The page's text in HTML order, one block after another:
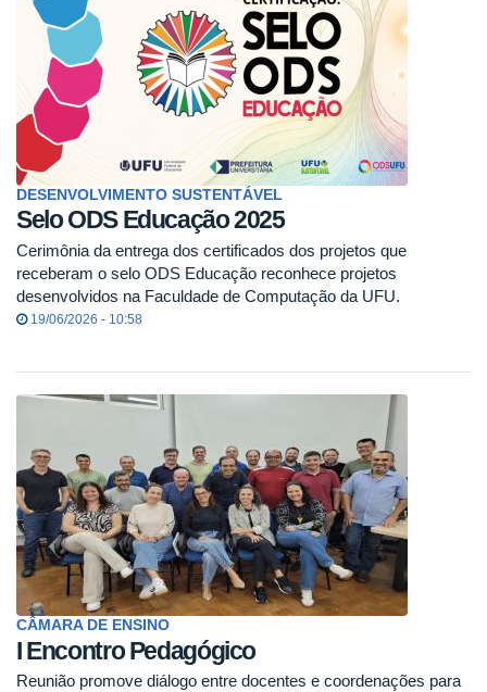
DESENVOLVIMENTO SUSTENTÁVEL
Selo ODS Educação 2025
Cerimônia da entrega dos certificados dos projetos que
receberam o selo ODS Educação reconhece projetos
desenvolvidos na Faculdade de Computação da UFU.
19/06/2026 - 10:58
CÂMARA DE ENSINO
I Encontro Pedagógico
Reunião promove diálogo entre docentes e coordenações para